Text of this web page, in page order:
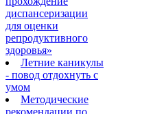
диспансеризации
для оценки
репродуктивного
здоровья»
Летние каникулы
- повод отдохнуть с
умом
Методические
рекомендации по